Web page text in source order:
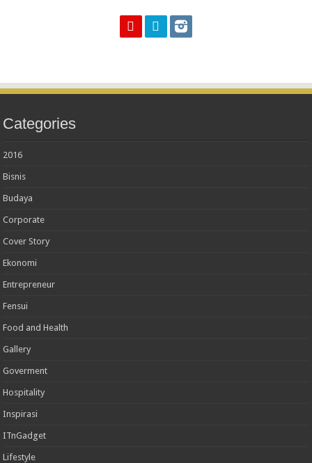
Categories
2016
Bisnis
Budaya
Corporate
Cover Story
Ekonomi
Entrepreneur
Fensui
Food and Health
Gallery
Goverment
Hospitality
Inspirasi
ITnGadget
Lifestyle